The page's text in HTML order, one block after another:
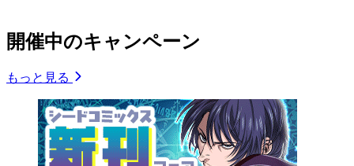
開催中のキャンペーン
もっと見る